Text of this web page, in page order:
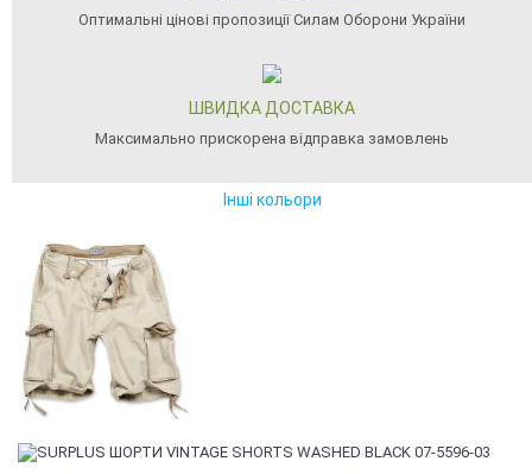
Оптимальні цінові пропозиції Силам Оборони України
ШВИДКА ДОСТАВКА
Максимально прискорена відправка замовлень
Інші кольори